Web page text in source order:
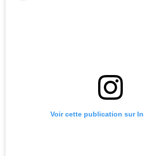
Voir cette publication sur